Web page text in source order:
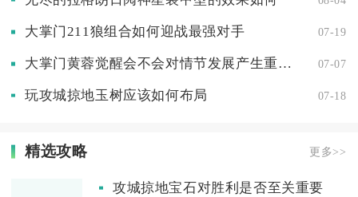
大掌门211狼组合如何迎战最强对手 07-19
大掌门黄蓉觉醒会不会对情节发展产生重要影响 07-07
玩攻城掠地玉树应该如何布局 07-18
精选攻略 更多>>
攻城掠地宝石对胜利是否至关重要